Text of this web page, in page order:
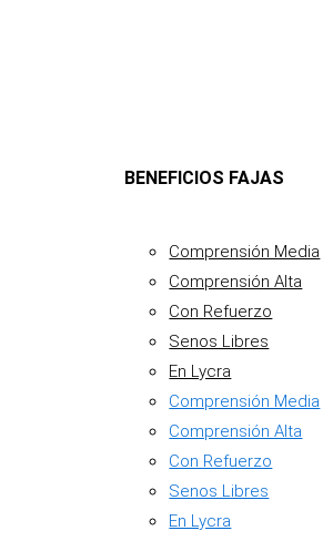
BENEFICIOS FAJAS
Comprensión Media
Comprensión Alta
Con Refuerzo
Senos Libres
En Lycra
Comprensión Media
Comprensión Alta
Con Refuerzo
Senos Libres
En Lycra